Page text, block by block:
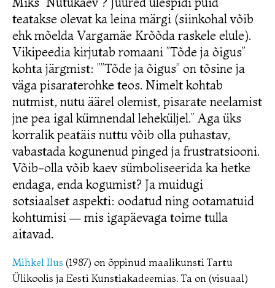
teatakse olevat ka leina märgi (siinkohal võib
ehk mõelda Vargamäe Krõõda raskele elule).
Vikipeedia kirjutab romaani ”Tõde ja õigus”
kohta järgmist: ””Tõde ja õigus” on tõsine ja
väga pisaraterohke teos. Nimelt kohtab
nutmist, nutu äärel olemist, pisarate neelamist
jne pea igal kümnendal leheküljel.” Aga üks
korralik peatäis nuttu võib olla puhastav,
vabastada kogunenud pinged ja frustratsiooni.
Võib-olla võib kaev sümboliseerida ka hetke
endaga, enda kogumist? Ja muidugi
sotsiaalset aspekti: oodatud ning ootamatuid
kohtumisi — mis igapäevaga toime tulla
aitavad.
Mihkel Ilus (1987) on õppinud maalikunsti Tartu
Ülikoolis ja Eesti Kunstiakadeemias. Ta on (visuaal)